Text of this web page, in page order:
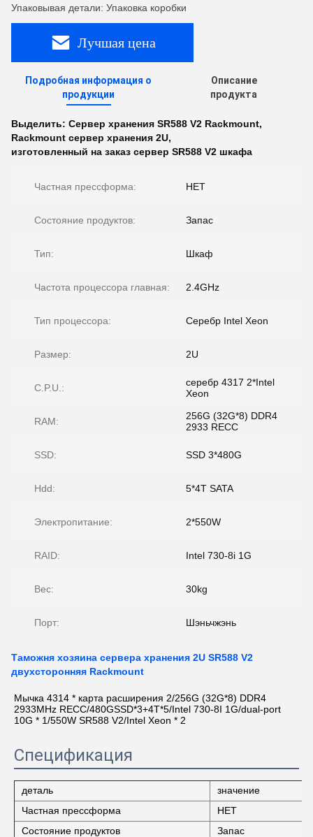
Упаковывая детали: Упаковка коробки
Лучшая цена
Подробная информация о
продукции
Описание
продукта
Выделить: Сервер хранения SR588 V2 Rackmount,
Rackmount сервер хранения 2U,
изготовленный на заказ сервер SR588 V2 шкафа
Частная прессформа: НЕТ
Состояние продуктов: Запас
Тип: Шкаф
Частота процессора главная: 2.4GHz
Тип процессора: Серебр Intel Xeon
Размер: 2U
C.P.U.:
серебр 4317 2*Intel
Xeon
RAM:
256G (32G*8) DDR4
2933 RECC
SSD: SSD 3*480G
Hdd: 5*4T SATA
Электропитание: 2*550W
RAID: Intel 730-8i 1G
Вес: 30kg
Порт: Шэньчжэнь
Таможня хозяина сервера хранения 2U SR588 V2
двухсторонняя Rackmount
Мычка 4314 * карта расширения 2/256G (32G*8) DDR4
2933MHz RECC/480GSSD*3+4T*5/Intel 730-8I 1G/dual-port
10G * 1/550W SR588 V2/Intel Xeon * 2
Спецификация
деталь
значение
Частная прессформа
НЕТ
Состояние продуктов
Запас